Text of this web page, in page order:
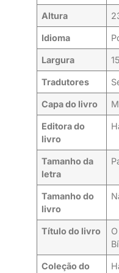
Altura
Idioma
Largura
Tradutores
Capa do livro
Editora do
livro
Tamanho da
letra
Tamanho do
livro
Título do livro
Coleção do